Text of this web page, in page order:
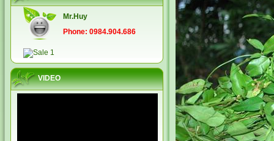
Mr.Huy
Phone: 0984.904.686
VIDEO